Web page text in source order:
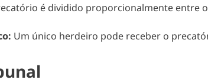
é dividido proporcionalmente entre
Um único herdeiro pode receber o